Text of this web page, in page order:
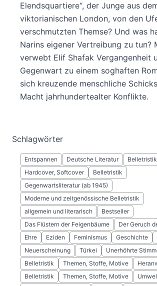
Elendsquartiere“, der Junge aus
viktorianischen London, von den
verschmutzten Themse? Und was
Narins eigener Vertreibung zu tun?
verwebt Elif Shafak Vergangenheit
Gegenwart zu einem soghaften
sich kreuzende menschliche
Macht jahrhundertealter Konflikte.
Schlagwörter
Entspannen Deutsche Literatur Belletristik
Hardcover, Softcover
Belletristik
Gegenwartsliteratur (ab 1945)
Moderne und zeitgenössische Belletristik
allgemein und literarisch
Bestseller
Das Flüstern der Feigenbäume
Der Geruch
Ehre
Eziden Feminismus Geschichte
Neuerscheinung
Türkei
Unerhöhrte
Belletristik
Themen, Stoffe, Motive
Belletristik
Themen, Stoffe, Motive